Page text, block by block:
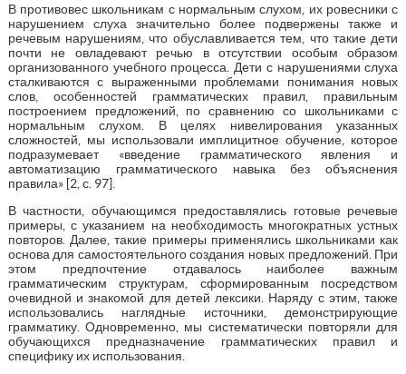
В противовес школьникам с нормальным слухом, их ровесники с
нарушением слуха значительно более подвержены также и
речевым нарушениям, что обуславливается тем, что такие дети
почти не овладевают речью в отсутствии особым образом
организованного учебного процесса. Дети с нарушениями слуха
сталкиваются с выраженными проблемами понимания новых
слов, особенностей грамматических правил, правильным
построением предложений, по сравнению со школьниками с
нормальным слухом. В целях нивелирования указанных
сложностей, мы использовали имплицитное обучение, которое
подразумевает «введение грамматического явления и
автоматизацию грамматического навыка без объяснения
правила» [2, с. 97].
В частности, обучающимся предоставлялись готовые речевые
примеры, с указанием на необходимость многократных устных
повторов. Далее, такие примеры применялись школьниками как
основа для самостоятельного создания новых предложений. При
этом предпочтение отдавалось наиболее важным
грамматическим структурам, сформированным посредством
очевидной и знакомой для детей лексики. Наряду с этим, также
использовались наглядные источники, демонстрирующие
грамматику. Одновременно, мы систематически повторяли для
обучающихся предназначение грамматических правил и
специфику их использования.